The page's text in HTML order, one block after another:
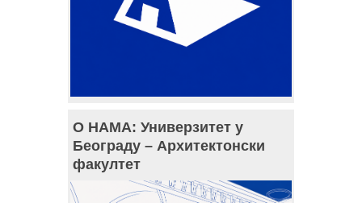
О НАМА: Универзитет у
Београду – Архитектонски
факултет